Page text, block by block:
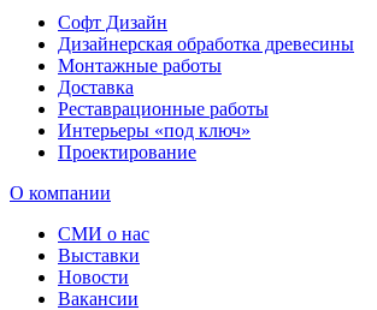
Софт Дизайн
Дизайнерская обработка древесины
Монтажные работы
Доставка
Реставрационные работы
Интерьеры «под ключ»
Проектирование
О компании
СМИ о нас
Выставки
Новости
Вакансии